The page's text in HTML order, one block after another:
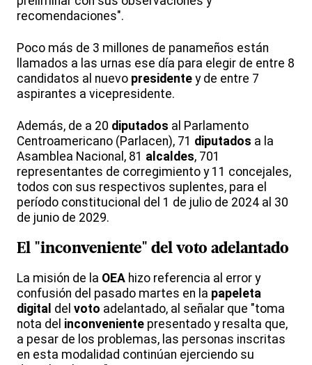
recomendaciones".
Poco más de 3 millones de panameños están
llamados a las urnas ese día para elegir de entre 8
candidatos al nuevo presidente y de entre 7
aspirantes a vicepresidente.
Además, de a 20 diputados al Parlamento
Centroamericano (Parlacen), 71 diputados a la
Asamblea Nacional, 81 alcaldes, 701
representantes de corregimiento y 11 concejales,
todos con sus respectivos suplentes, para el
período constitucional del 1 de julio de 2024 al 30
de junio de 2029.
El "inconveniente" del voto adelantado
La misión de la OEA hizo referencia al error y
confusión del pasado martes en la papeleta
digital del voto adelantado, al señalar que "toma
nota del inconveniente presentado y resalta que,
a pesar de los problemas, las personas inscritas
en esta modalidad continúan ejerciendo su